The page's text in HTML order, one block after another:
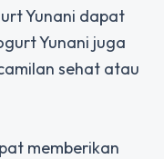
Yunani dapat
Yunani juga
sehat atau
memberikan